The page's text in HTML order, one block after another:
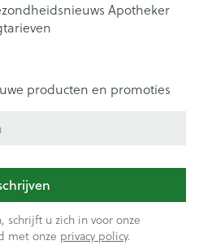
Apotheker
producten en promoties
schrijft u zich in voor onze
met onze privacy policy.